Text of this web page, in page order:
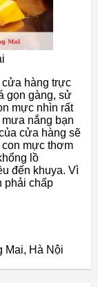
cửa hàng trực
gọn gàng, sử
mực nhìn rất
nắng bạn
cửa hàng sẽ
mực thơm
lồ
đến khuya. Vì
phải chấp
Mai, Hà Nội